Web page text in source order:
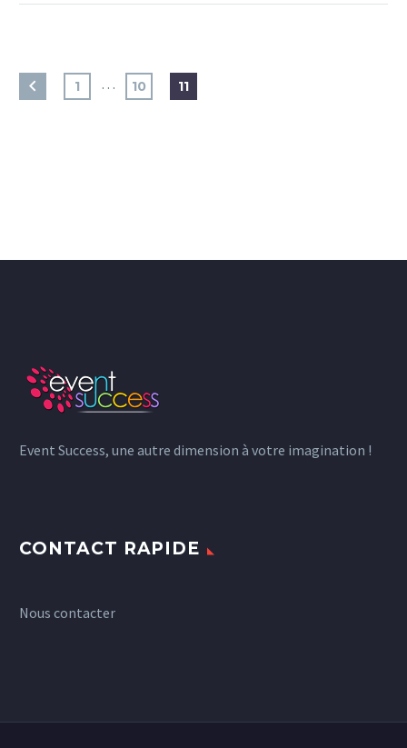
1 … 10 11
Event Success, une autre dimension à votre imagination !
CONTACT RAPIDE
Nous contacter